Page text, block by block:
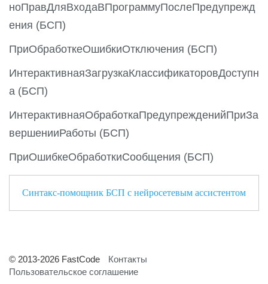
ноПравДляВходаВПрограммуПослеПредупрежд
ения (БСП)
ПриОбработкеОшибкиОтключения (БСП)
ИнтерактивнаяЗагрузкаКлассификаторовДоступн
а (БСП)
ИнтерактивнаяОбработкаПредупрежденийПриЗа
вершенииРаботы (БСП)
ПриОшибкеОбработкиСообщения (БСП)
Синтакс-помощник БСП с нейросетевым ассистентом
© 2013-2026 FastCode
Контакты
Пользовательское соглашение